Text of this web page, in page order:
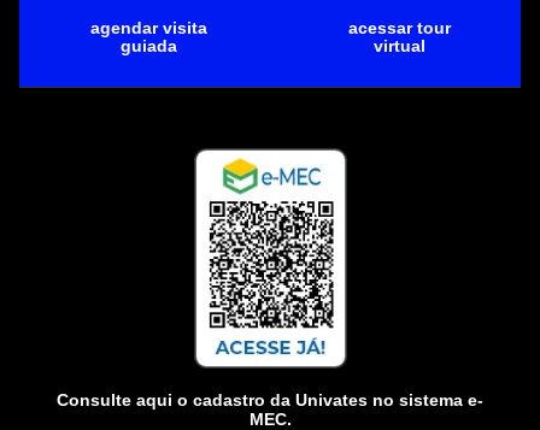
agendar visita
guiada
acessar tour
virtual
Consulte aqui o cadastro da Univates no sistema e-
MEC.